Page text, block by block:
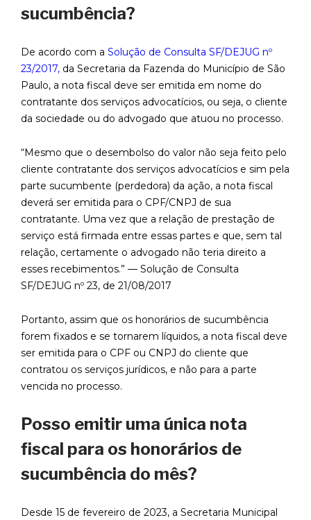
sucumbência?
De acordo com a Solução de Consulta SF/DEJUG nº
23/2017, da Secretaria da Fazenda do Município de São
Paulo, a nota fiscal deve ser emitida em nome do
contratante dos serviços advocatícios, ou seja, o cliente
da sociedade ou do advogado que atuou no processo.
“Mesmo que o desembolso do valor não seja feito pelo
cliente contratante dos serviços advocatícios e sim pela
parte sucumbente (perdedora) da ação, a nota fiscal
deverá ser emitida para o CPF/CNPJ de sua
contratante. Uma vez que a relação de prestação de
serviço está firmada entre essas partes e que, sem tal
relação, certamente o advogado não teria direito a
esses recebimentos.” — Solução de Consulta
SF/DEJUG nº 23, de 21/08/2017
Portanto, assim que os honorários de sucumbência
forem fixados e se tornarem líquidos, a nota fiscal deve
ser emitida para o CPF ou CNPJ do cliente que
contratou os serviços jurídicos, e não para a parte
vencida no processo.
Posso emitir uma única nota
fiscal para os honorários de
sucumbência do mês?
Desde 15 de fevereiro de 2023, a Secretaria Municipal